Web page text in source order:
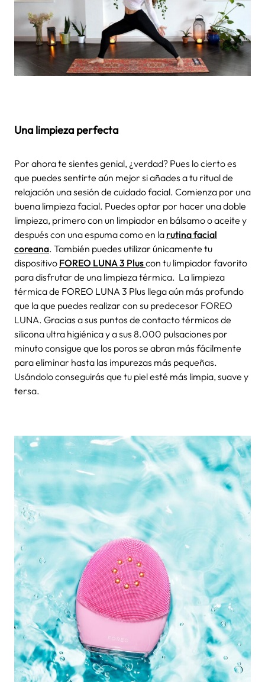
Una limpieza perfecta
Por ahora te sientes genial, ¿verdad? Pues lo cierto es
que puedes sentirte aún mejor si añades a tu ritual de
relajación una sesión de cuidado facial. Comienza por una
buena limpieza facial. Puedes optar por hacer una doble
limpieza, primero con un limpiador en bálsamo o aceite y
después con una espuma como en la rutina facial
coreana. También puedes utilizar únicamente tu
dispositivo FOREO LUNA 3 Pluscon tu limpiador favorito
para disfrutar de una limpieza térmica. La limpieza
térmica de FOREO LUNA 3 Plus llega aún más profundo
que la que puedes realizar con su predecesor FOREO
LUNA. Gracias a sus puntos de contacto térmicos de
silicona ultra higiénica y a sus 8.000 pulsaciones por
minuto consigue que los poros se abran más fácilmente
para eliminar hasta las impurezas más pequeñas.
Usándolo conseguirás que tu piel esté más limpia, suave y
tersa.